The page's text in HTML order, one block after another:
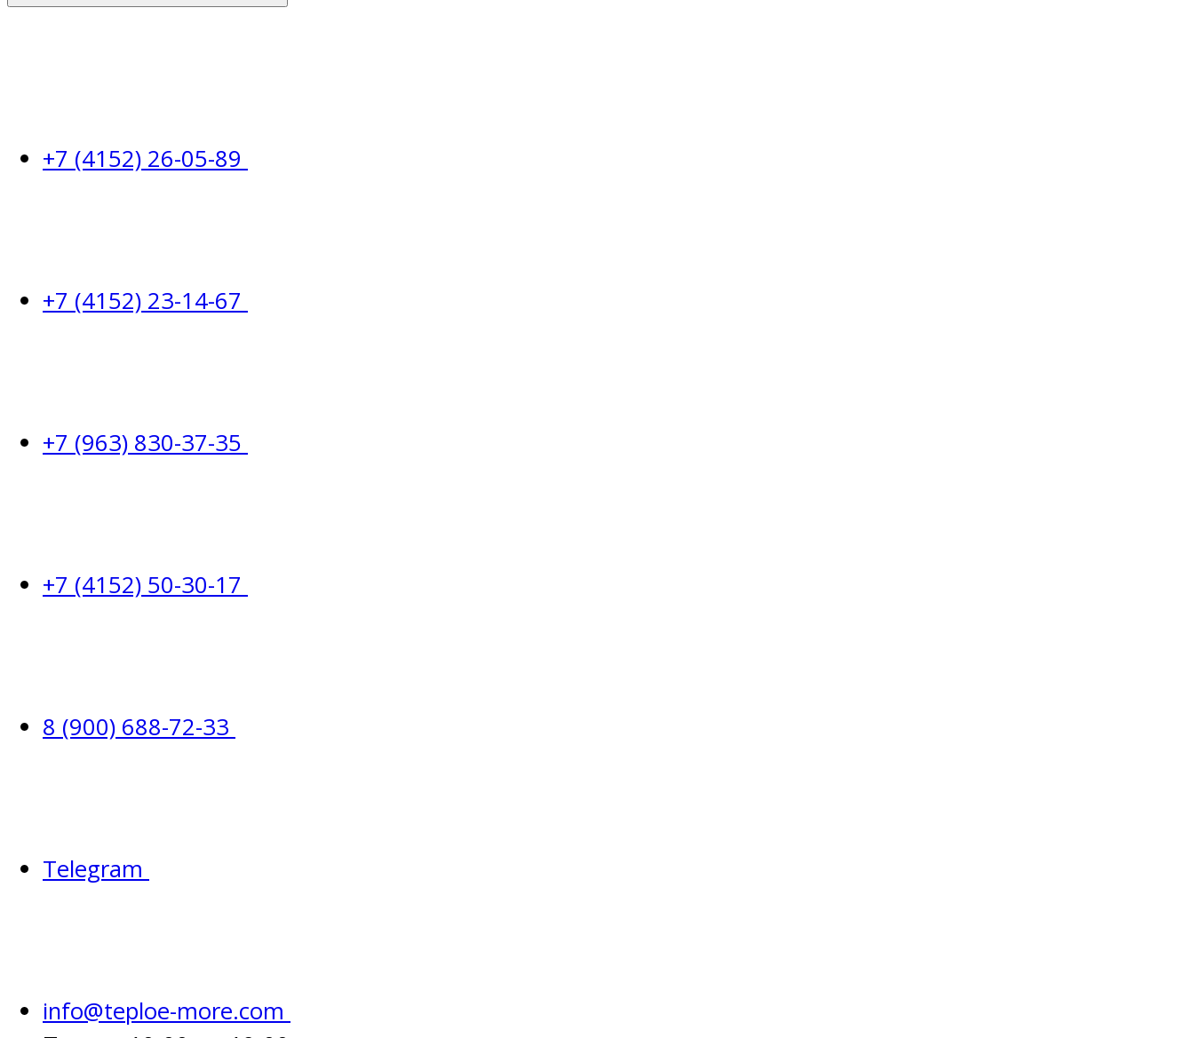
+7 (4152) 26-05-89
+7 (4152) 23-14-67
+7 (963) 830-37-35
+7 (4152) 50-30-17
8 (900) 688-72-33
Telegram
info@teploe-more.com